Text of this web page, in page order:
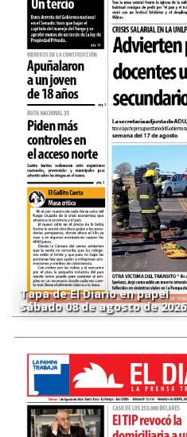
Tapa de El Diario en papel
sábado 08 de agosto de 2026